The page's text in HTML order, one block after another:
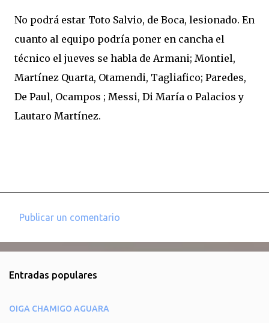
No podrá estar Toto Salvio, de Boca, lesionado. En
cuanto al equipo podría poner en cancha el
técnico el jueves se habla de Armani; Montiel,
Martínez Quarta, Otamendi, Tagliafico; Paredes,
De Paul, Ocampos ; Messi, Di María o Palacios y
Lautaro Martínez.
e
t
Publicar un comentario
Entradas populares
OIGA CHAMIGO AGUARA